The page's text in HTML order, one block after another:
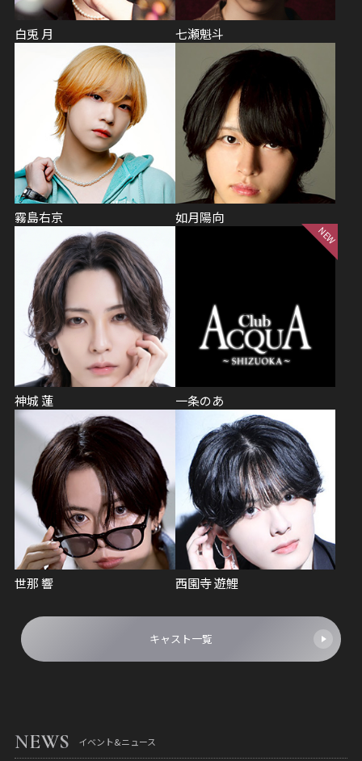
白兎 月 七瀬魁斗
霧島右京 如月陽向
神城 蓮 一条のあ
世那 響 西園寺 遊鯉
キャスト一覧
NEWS イベント&ニュース